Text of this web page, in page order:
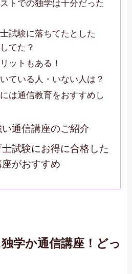
トでの独学は十分だった
試験に落ちてたとした
てた？
ットもある！
ている人・いない人は？
は通信教育をおすすめし
通信講座のご紹介
試験にお得に合格した
がおすすめ
学か通信講座！どっ